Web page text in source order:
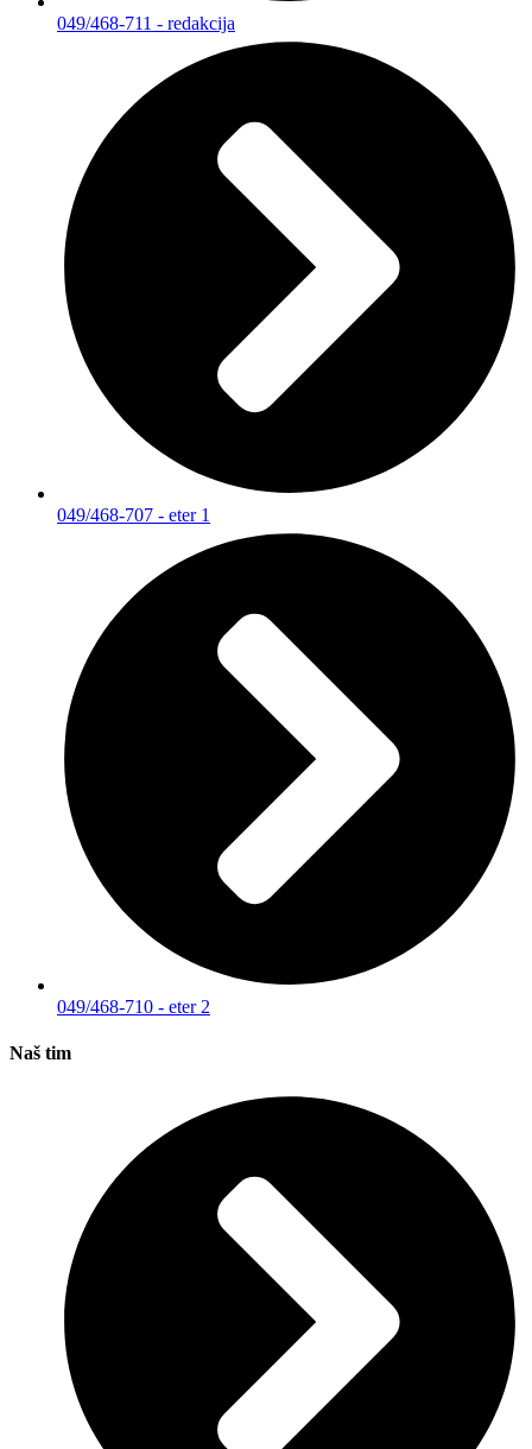
049/468-711 - redakcija
049/468-707 - eter 1
049/468-710 - eter 2
Naš tim